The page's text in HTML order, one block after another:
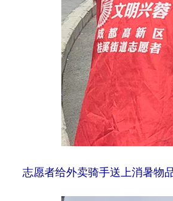
志愿者给外卖骑手送上消暑物